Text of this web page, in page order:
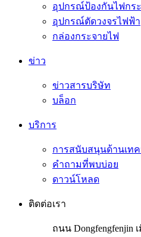
อุปกรณ์ป้องกันไฟกร
อุปกรณ์ตัดวงจรไฟฟ้า
กล่องกระจายไฟ
ข่าว
ข่าวสารบริษัท
บล็อก
บริการ
การสนับสนุนด้านเท
คำถามที่พบบ่อย
ดาวน์โหลด
ติดต่อเรา
ถนน Dongfengfenjin